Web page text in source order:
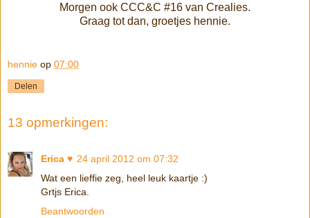
Morgen ook CCC&C #16 van Crealies.
Graag tot dan, groetjes hennie.
hennie op 07:00
Delen
13 opmerkingen:
Erica ♥ 24 april 2012 om 07:32
Wat een lieffie zeg, heel leuk kaartje :)
Grtjs Erica.
Beantwoorden